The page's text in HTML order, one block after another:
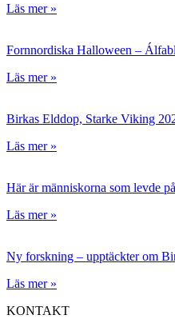
Läs mer »
Fornnordiska Halloween –
Läs mer »
Birkas Elddop, Starke Viking
Läs mer »
Här är människorna som levde
Läs mer »
Ny forskning – upptäckter om
Läs mer »
KONTAKT